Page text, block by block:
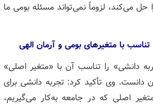
حل می‌کند، لزوماً نمی‌تواند مسئله بومی ما
با متغیرهای بومی و آرمان الهی
دانشی» را تناسب آن با «متغیر اصلی»
دانست. وی تأکید کرد: تجربه دانشی برای
اصلی که در جامعه به‌کار می‌گیریم،